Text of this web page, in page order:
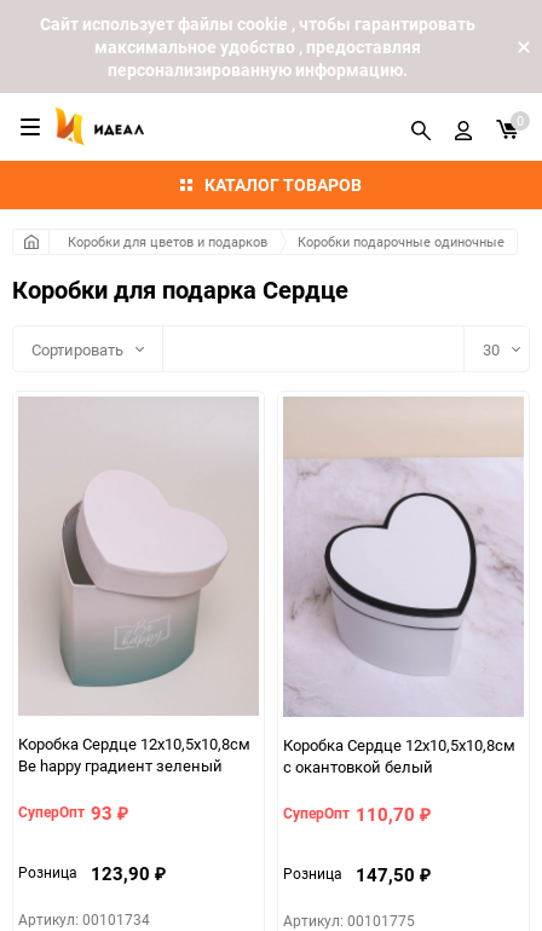
Cайт использует файлы cookie , чтобы гарантировать
максимальное удобство , предоставляя
персонализированную информацию.
КАТАЛОГ ТОВАРОВ
0
Коробки для цветов и подарков Коробки подарочные одиночные
Коробки для подарка Сердце
Сортировать 30
60
90
150
Коробка Сердце 12х10,5х10,8см
Be happy градиент зеленый
СуперОпт 93 ₽
Розница 123,90 ₽
Артикул: 00101734
Коробка Сердце 12х10,5х10,8см
с окантовкой белый
СуперОпт 110,70 ₽
Розница 147,50 ₽
Артикул: 00101775